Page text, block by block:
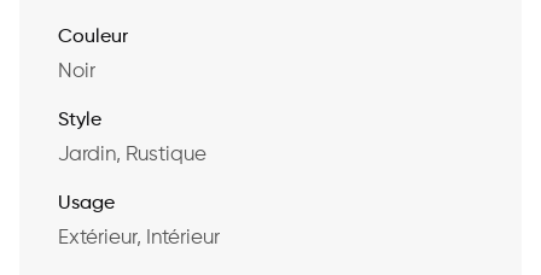
Couleur
Noir
Style
Jardin, Rustique
Usage
Extérieur, Intérieur